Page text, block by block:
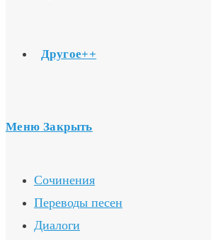
Другое++
Меню Закрыть
Сочинения
Переводы песен
Диалоги